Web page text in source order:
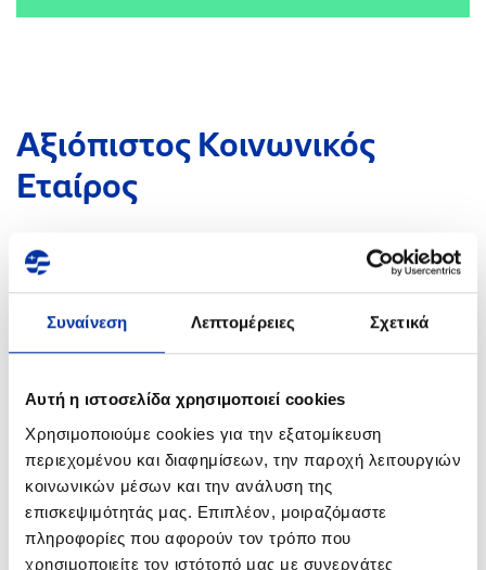
Συναίνεση Λεπτομέρειες Σχετικά
Αυτή η ιστοσελίδα χρησιμοποιεί cookies
Χρησιμοποιούμε cookies για την εξατομίκευση
περιεχομένου και διαφημίσεων, την παροχή λειτουργιών
κοινωνικών μέσων και την ανάλυση της
επισκεψιμότητάς μας. Επιπλέον, μοιραζόμαστε
πληροφορίες που αφορούν τον τρόπο που
χρησιμοποιείτε τον ιστότοπό μας με συνεργάτες
Αξιόπιστος Κοινωνικός
Εταίρος